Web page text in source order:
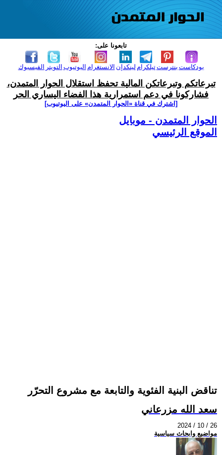
تابعونا على:
الفيسبوك التويتر اليوتيوب الانستغرام لينكدإن تيلكرامبنترست بودكاست
تبرعاتكم وتبرعاتكن المالية تحفظ استقلال الحوار المتمدن،
فشاركونا في دعم استمرارية هذا الفضاء اليساري الحر
[اشترك في قناة ‫«الحوار المتمدن» على اليوتيوب]
الحوار المتمدن - موبايل
الموقع الرئيسي
تناقض البنية الفئوية والتابعة مع مشروع التحرّر
سعد الله مزرعاني
2024 / 10 / 26
مواضيع وابحاث سياسية